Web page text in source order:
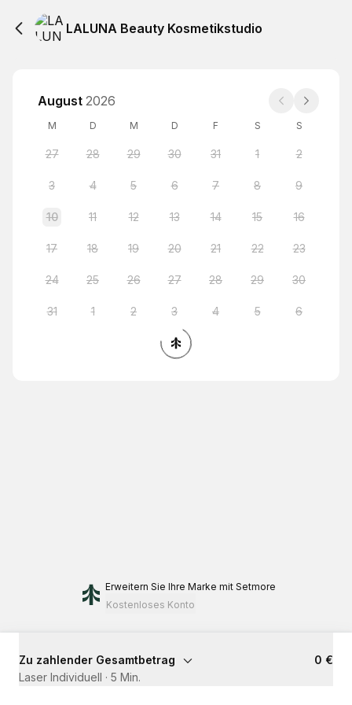
LALUNA Beauty Kosmetikstudio
August 2026
M D M D F S S
27 28 29 30 31 1 2
3 4 5 6 7 8 9
10 11 12 13 14 15 16
17 18 19 20 21 22 23
24 25 26 27 28 29 30
31 1 2 3 4 5 6
Erweitern Sie Ihre Marke mit Setmore
Kostenloses Konto
Zu zahlender Gesamtbetrag
0 €
Laser Individuell · 5 Min.